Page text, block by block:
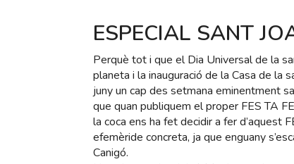
ESPECIAL SANT
Perquè tot i que el Dia Universal de la
planeta i la inauguració de la Casa de la
juny un cap des setmana eminentment
que quan publiquem el proper FES TA
la coca ens ha fet decidir a fer d’aquest
efemèride concreta, ja que enguany
Canigó.